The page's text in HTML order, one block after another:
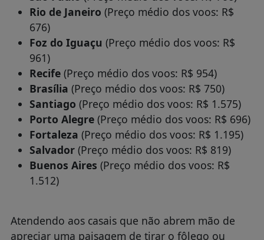
Rio de Janeiro (Preço médio dos voos: R$
676)
Foz do Iguaçu (Preço médio dos voos: R$
961)
Recife (Preço médio dos voos: R$ 954)
Brasília (Preço médio dos voos: R$ 750)
Santiago (Preço médio dos voos: R$ 1.575)
Porto Alegre (Preço médio dos voos: R$ 696)
Fortaleza (Preço médio dos voos: R$ 1.195)
Salvador(Preço médio dos voos: R$ 819)
Buenos Aires (Preço médio dos voos: R$
1.512)
Atendendo aos casais que não abrem mão de
apreciar uma paisagem de tirar o fôlego ou